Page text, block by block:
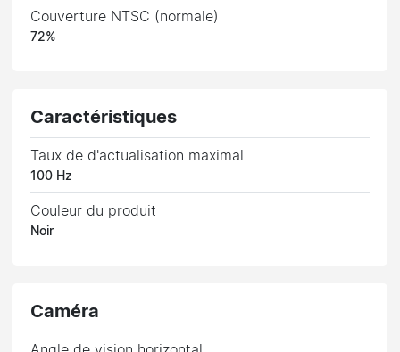
Couverture NTSC (normale)
72%
Caractéristiques
Taux de d'actualisation maximal
100 Hz
Couleur du produit
Noir
Caméra